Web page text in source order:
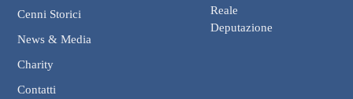
Reale
Deputazione
Cenni Storici
News & Media
Charity
Contatti